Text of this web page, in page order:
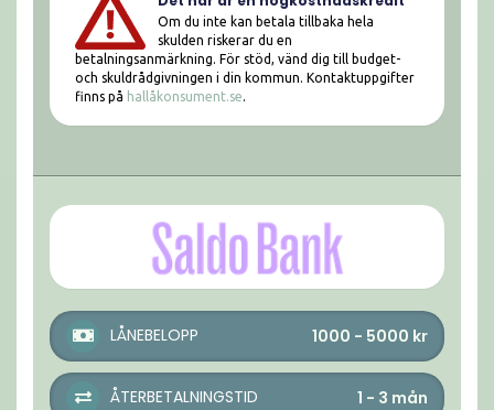
Om du inte kan betala tillbaka hela
skulden riskerar du en
betalningsanmärkning. För stöd, vänd dig till budget-
och skuldrådgivningen i din kommun. Kontaktuppgifter
finns på hallåkonsument.se.
LÅNEBELOPP 1000 - 5000 kr
ÅTERBETALNINGSTID 1 - 3 mån